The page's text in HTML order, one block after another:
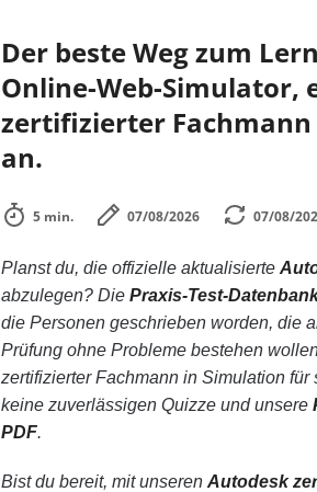
Der beste Weg zum
Online-Web-Simulator,
zertifizierter Fachmann
an.
5 min. 07/08/2026 07/08/
Planst du, die offizielle aktualisierte
abzulegen? Die Praxis-Test-
die Personen geschrieben worden, die
Prüfung ohne Probleme bestehen
zertifizierter Fachmann in Simulation
keine zuverlässigen Quizze und unsere
PDF.
Bist du bereit, mit unseren Autodesk